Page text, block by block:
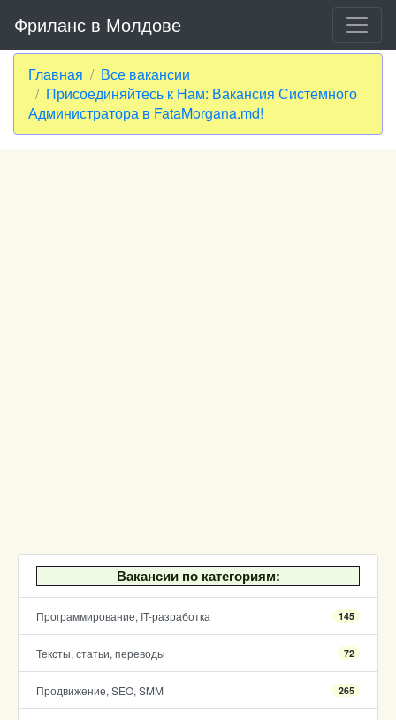
Фриланс в Молдове
Главная
Все вакансии
Присоединяйтесь к Нам: Вакансия Системного
Администратора в FataMorgana.md!
Вакансии по категориям:
Программирование, IT-разработка 145
Тексты, статьи, переводы 72
Продвижение, SEO, SMM 265